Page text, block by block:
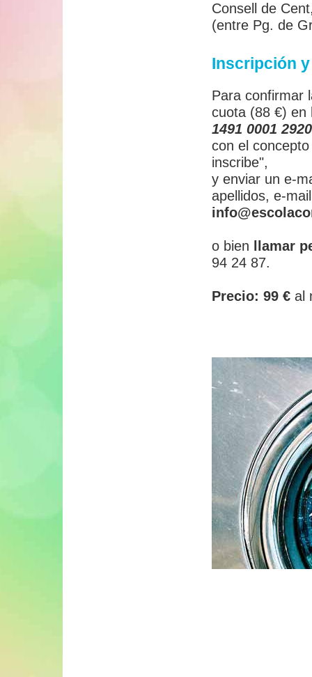
Consell de
(entre Pg. de
Inscripción
Para confirmar
cuota (88 €) en
1491 0001
con el
inscribe",
y enviar un e-
apellidos, e-
o bien llamar
94 24 87.
Precio: 99 € al